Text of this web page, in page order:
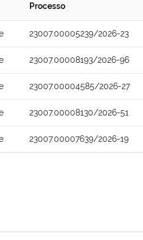
Processo
23007.00005239/2026-23
23007.00008193/2026-96
23007.00004585/2026-27
23007.00008130/2026-51
23007.00007639/2026-19